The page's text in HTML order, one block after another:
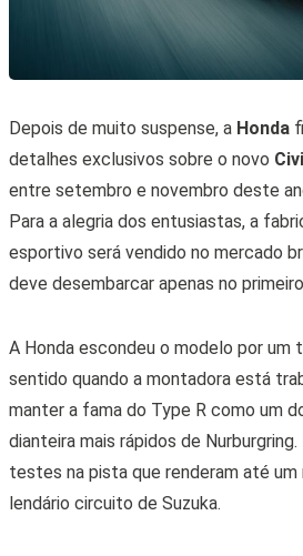
Depois de muito suspense, a Honda
detalhes exclusivos sobre o novo
entre setembro e novembro deste
Para a alegria dos entusiastas, a
esportivo será vendido no mercado
deve desembarcar apenas no
A Honda escondeu o modelo por um
sentido quando a montadora está
manter a fama do Type R como um
dianteira mais rápidos de
testes na pista que renderam até um
lendário circuito de Suzuka.